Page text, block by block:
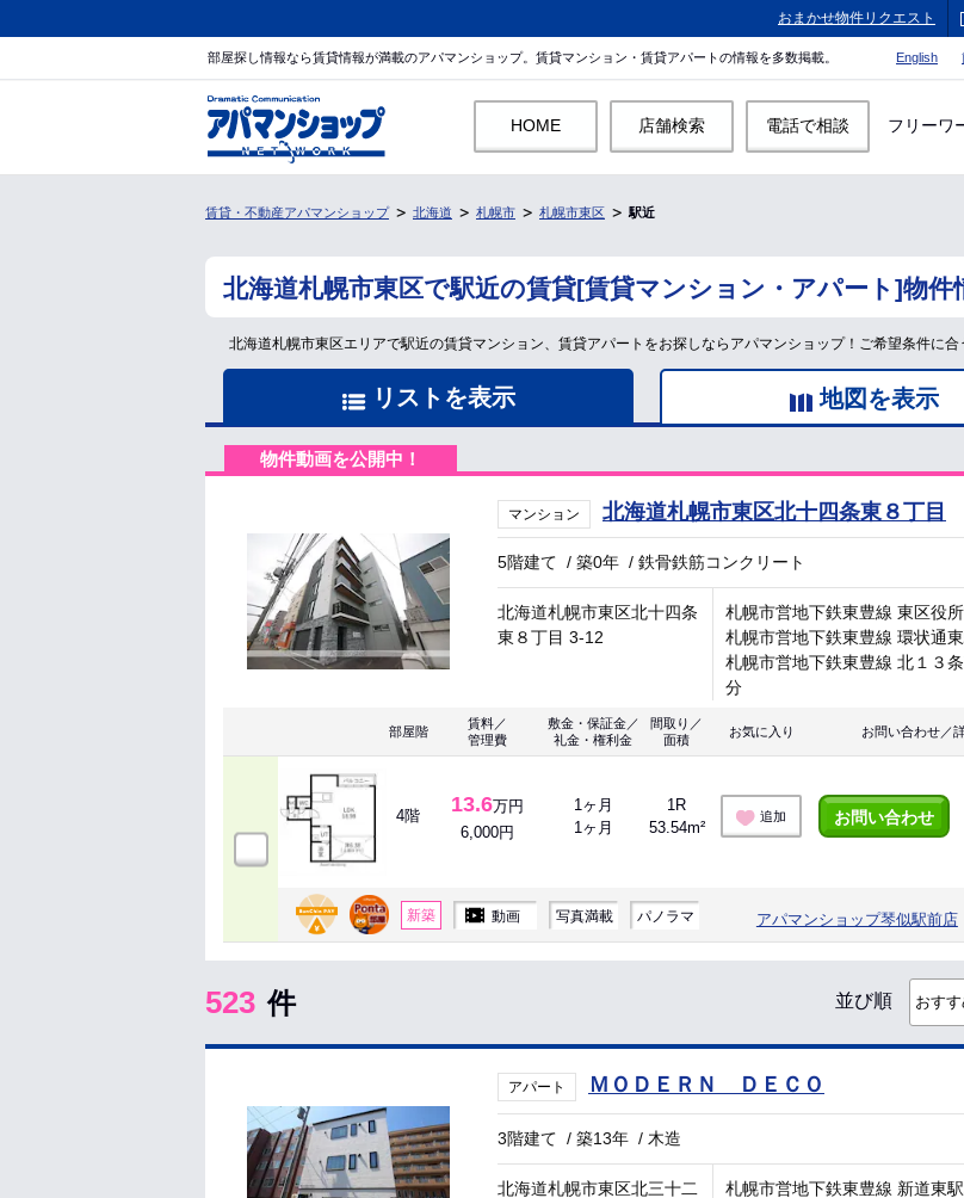
おまかせ物件リクエスト
部屋探し情報なら賃貸情報が満載のアパマンショップ。賃貸マンション・賃貸アパートの情報を多数掲載。 English
HOME 店舗検索 電話で相談 フリーワ
賃貸・不動産アパマンショップ 北海道 札幌市 札幌市東区 駅近
北海道札幌市東区で駅近の賃貸[賃貸マンション・アパート]物件
北海道札幌市東区エリアで駅近の賃貸マンション、賃貸アパートをお探しならアパマンショップ！ご希望条件に合
リストを表示 地図を表示
物件動画を公開中！
マンション 北海道札幌市東区北十四条東８丁目
5階建て /築0年 /鉄骨鉄筋コンクリート
北海道札幌市東区北十四条
東８丁目 3-12
札幌市営地下鉄東豊線 東区役
札幌市営地下鉄東豊線 環状通
札幌市営地下鉄東豊線 北１３
分
部屋階
賃料／
管理費
敷金・保証金／
礼金・権利金
間取り／
面積
お気に入り お問い合わせ／
4階 13.6万円
6,000円
1ヶ月
1ヶ月
1R
53.54m²
追加 お問い合わせ
新築 動画 写真満載 パノラマ アパマンショップ琴似駅前店
523 件 並び順
アパート ＭＯＤＥＲＮ ＤＥＣＯ
3階建て /築13年 / 木造
北海道札幌市東区北三十二
札幌市営地下鉄東豊線 新道東